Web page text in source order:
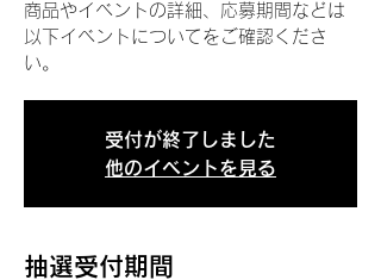
商品やイベントの詳細、応募期間などは
以下イベントについてをご確認くださ
い。
受付が終了しました
他のイベントを見る
抽選受付期間